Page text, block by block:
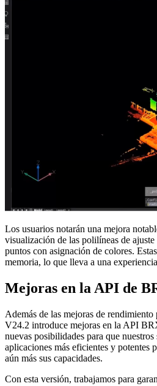
Los usuarios notarán una mejora
visualización de las polilíneas de
puntos con asignación de colores.
memoria, lo que lleva a una
Mejoras en la API de
Además de las mejoras de
V24.2 introduce mejoras en la API
nuevas posibilidades para que
aplicaciones más eficientes y
aún más sus capacidades.
Con esta versión, trabajamos para